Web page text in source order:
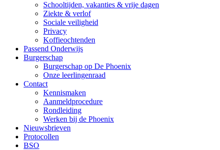
Schooltijden, vakanties & vrije dagen
Ziekte & verlof
Sociale veiligheid
Privacy
Koffieochtenden
Passend Onderwijs
Burgerschap
Burgerschap op De Phoenix
Onze leerlingenraad
Contact
Kennismaken
Aanmeldprocedure
Rondleiding
Werken bij de Phoenix
Nieuwsbrieven
Protocollen
BSO